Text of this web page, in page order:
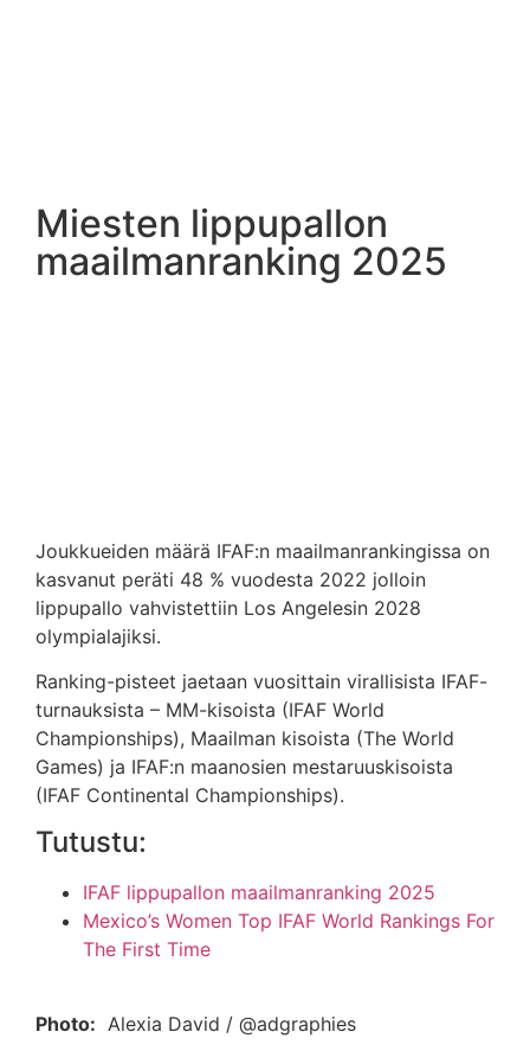
Miesten lippupallon
maailmanranking 2025
Joukkueiden määrä IFAF:n maailmanrankingissa on
kasvanut peräti 48 % vuodesta 2022 jolloin
lippupallo vahvistettiin Los Angelesin 2028
olympialajiksi.
Ranking-pisteet jaetaan vuosittain virallisista IFAF-
turnauksista – MM-kisoista (IFAF World
Championships), Maailman kisoista (The World
Games) ja IFAF:n maanosien mestaruuskisoista
(IFAF Continental Championships).
Tutustu:
IFAF lippupallon maailmanranking 2025
Mexico’s Women Top IFAF World Rankings For
The First Time
Photo: Alexia David / @adgraphies